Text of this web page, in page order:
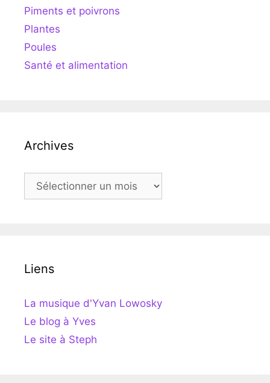
Piments et poivrons
Plantes
Poules
Santé et alimentation
Archives
Archives
Liens
La musique d'Yvan Lowosky
Le blog à Yves
Le site à Steph